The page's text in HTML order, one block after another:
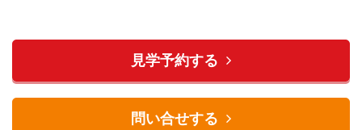
見学予約する
問い合せする